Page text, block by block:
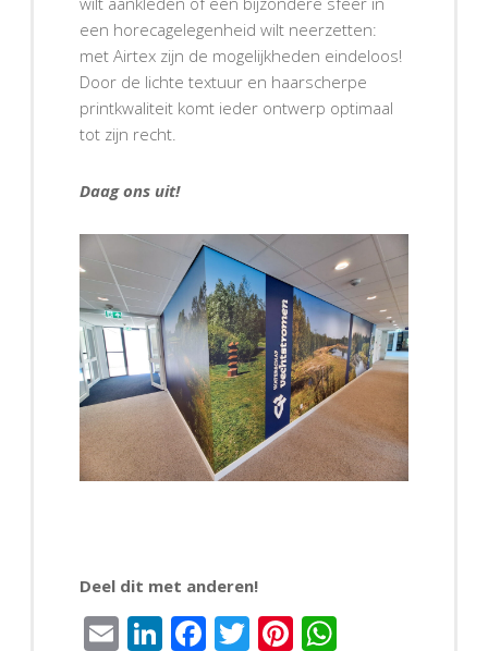
een horecagelegenheid wilt neerzetten:
met Airtex zijn de mogelijkheden eindeloos!
Door de lichte textuur en haarscherpe
printkwaliteit komt ieder ontwerp optimaal
tot zijn recht.
Daag ons uit!
Deel dit met anderen!
EmailLinkedIn
Facebook
TwitterPinterest